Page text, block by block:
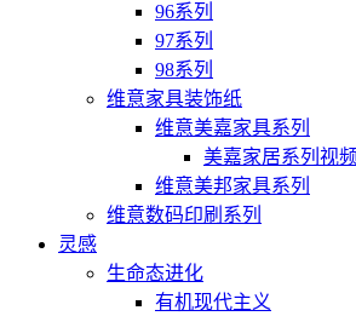
96系列
97系列
98系列
维意家具装饰纸
维意美嘉家具系列
美嘉家居系列视频
维意美邦家具系列
维意数码印刷系列
灵感
生命态进化
有机现代主义